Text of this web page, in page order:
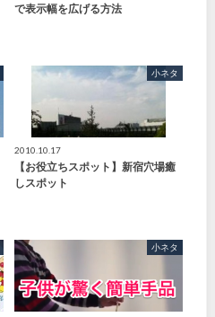
で表示幅を広げる方法
小ネタ
2010.10.17
【お役立ちスポット】新宿穴場癒
しスポット
小ネタ